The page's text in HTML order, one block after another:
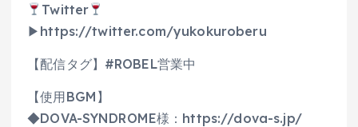
Twitter
▶https://twitter.com/yukokuroberu
【配信タグ】#ROBEL営業中
【使用BGM】
◆DOVA-SYNDROME様：https://dova-s.jp/